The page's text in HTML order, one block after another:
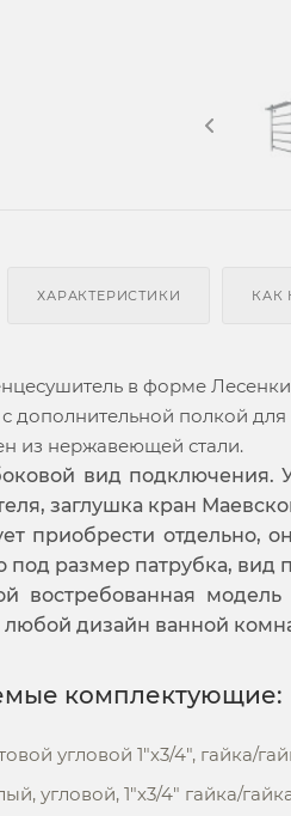
ХАРАКТЕРИСТИКИ КАК
в форме
дополнительной полкой
из нержавеющей стали.
вид подключения.
заглушка кран
приобрести отдельно,
под размер патрубка,
востребованная
любой дизайн ванной
комплектующие:
угловой 1"х3/4", гайка/
угловой, 1"х3/4" гайка/